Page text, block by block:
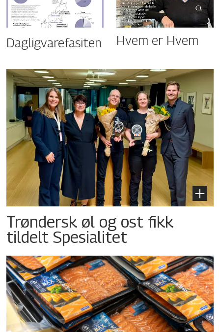
Dagligvarefasiten Hvem er Hvem
Trøndersk øl og ost fikk
tildelt Spesialitet